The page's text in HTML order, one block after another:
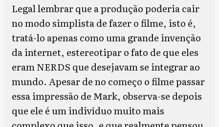
Legal lembrar que a produção poderia cair
no modo simplista de fazer o filme, isto é,
tratá-lo apenas como uma grande invenção
da internet, estereotipar o fato de que eles
eram NERDS que desejavam se integrar ao
mundo. Apesar de no começo o filme passar
essa impressão de Mark, observa-se depois
que ele é um indivíduo muito mais